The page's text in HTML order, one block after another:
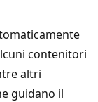
contenitori
altri
guidano il